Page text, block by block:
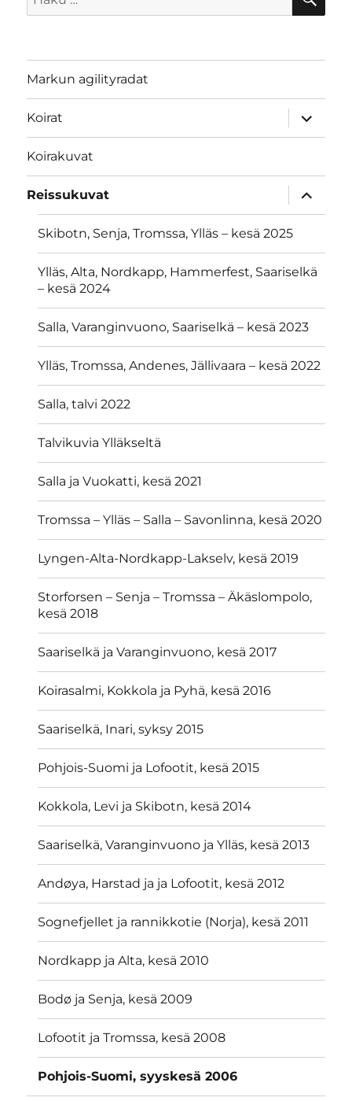
Markun agilityradat
Koirat
näytä
Koirakuvat
Reissukuvat
näytä
Skibotn, Senja, Tromssa, Ylläs – kesä 2025
Ylläs, Alta, Nordkapp, Hammerfest, Saariselkä
– kesä 2024
Salla, Varanginvuono, Saariselkä – kesä 2023
Ylläs, Tromssa, Andenes, Jällivaara – kesä 2022
Salla, talvi 2022
Talvikuvia Ylläkseltä
Salla ja Vuokatti, kesä 2021
Tromssa – Ylläs – Salla – Savonlinna, kesä 2020
Lyngen-Alta-Nordkapp-Lakselv, kesä 2019
Storforsen – Senja – Tromssa – Äkäslompolo,
kesä 2018
Saariselkä ja Varanginvuono, kesä 2017
Koirasalmi, Kokkola ja Pyhä, kesä 2016
Saariselkä, Inari, syksy 2015
Pohjois-Suomi ja Lofootit, kesä 2015
Kokkola, Levi ja Skibotn, kesä 2014
Saariselkä, Varanginvuono ja Ylläs, kesä 2013
Andøya, Harstad ja ja Lofootit, kesä 2012
Sognefjellet ja rannikkotie (Norja), kesä 2011
Nordkapp ja Alta, kesä 2010
Bodø ja Senja, kesä 2009
Lofootit ja Tromssa, kesä 2008
Pohjois-Suomi, syyskesä 2006